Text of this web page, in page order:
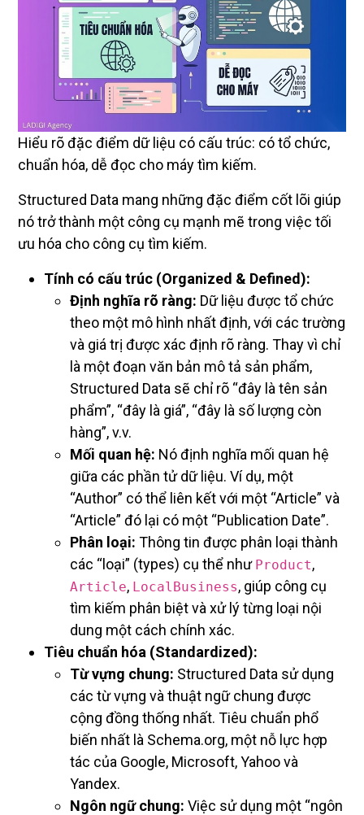
Hiểu rõ đặc điểm dữ liệu có cấu trúc: có tổ chức,
chuẩn hóa, dễ đọc cho máy tìm kiếm.
Structured Data mang những đặc điểm cốt lõi giúp
nó trở thành một công cụ mạnh mẽ trong việc tối
ưu hóa cho công cụ tìm kiếm.
Tính có cấu trúc (Organized & Defined):
Định nghĩa rõ ràng: Dữ liệu được tổ chức
theo một mô hình nhất định, với các trường
và giá trị được xác định rõ ràng. Thay vì chỉ
là một đoạn văn bản mô tả sản phẩm,
Structured Data sẽ chỉ rõ “đây là tên sản
phẩm”, “đây là giá”, “đây là số lượng còn
hàng”, v.v.
Mối quan hệ: Nó định nghĩa mối quan hệ
giữa các phần tử dữ liệu. Ví dụ, một
“Author” có thể liên kết với một “Article” và
“Article” đó lại có một “Publication Date”.
Phân loại: Thông tin được phân loại thành
các “loại” (types) cụ thể như Product,
Article, LocalBusiness, giúp công cụ
tìm kiếm phân biệt và xử lý từng loại nội
dung một cách chính xác.
Tiêu chuẩn hóa (Standardized):
Từ vựng chung: Structured Data sử dụng
các từ vựng và thuật ngữ chung được
cộng đồng thống nhất. Tiêu chuẩn phổ
biến nhất là Schema.org, một nỗ lực hợp
tác của Google, Microsoft, Yahoo và
Yandex.
Ngôn ngữ chung: Việc sử dụng một “ngôn